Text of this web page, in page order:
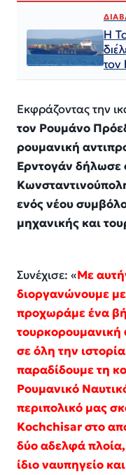
Η
τον
Εκφράζοντας την
τον Ρουμάνο
ρουμανική
Ερντογάν δήλωσε
ενός νέου
μηχανικής και
Συνέχισε: «Με
διοργανώνουμε
προχωράμε ένα
τουρκορουμανική
σε όλη την
παραδίδουμε τη
Ρουμανικό
περιπολικό μας
Kochchisar στο
δύο αδελφά
ίδιο ναυπηγείο